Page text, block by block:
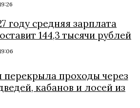
году средняя зарплата
144,3 тысячи рублей
проходы через
кабанов и лосей из